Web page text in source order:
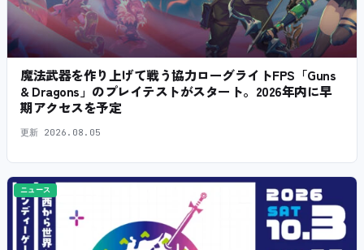
魔法武器を作り上げて戦う協力ローグライトFPS「Guns
& Dragons」のプレイテストがスタート。2026年内に早
期アクセスを予定
更新 2026.08.05
ニュース